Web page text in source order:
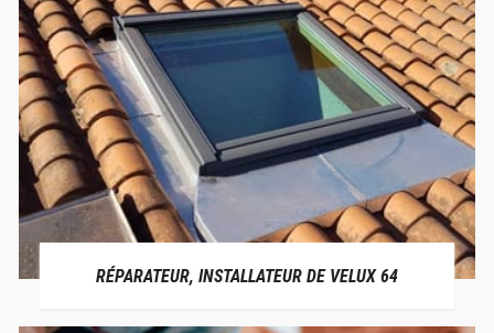
RÉPARATEUR, INSTALLATEUR DE VELUX 64